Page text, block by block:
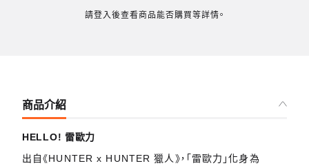
請登入後查看商品能否購買等詳情。
商品介紹
HELLO! 雷歐力
出自《HUNTER x HUNTER 獵人》，「雷歐力」化身為